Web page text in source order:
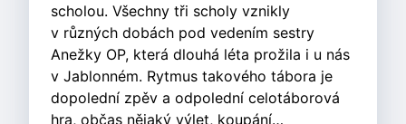
scholou. Všechny tři scholy vznikly
v různých dobách pod vedením sestry
Anežky OP, která dlouhá léta prožila i u nás
v Jablonném. Rytmus takového tábora je
dopolední zpěv a odpolední celotáborová
hra, občas nějaký výlet, koupání…